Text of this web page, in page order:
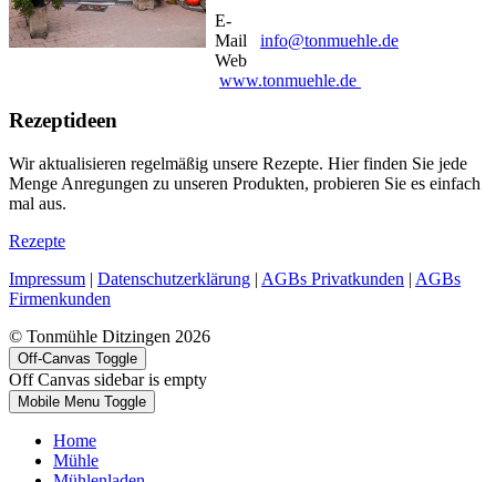
E-
Mail
info@tonmuehle.de
Web
www.tonmuehle.de
Rezeptideen
Wir aktualisieren regelmäßig unsere Rezepte. Hier finden Sie jede
Menge Anregungen zu unseren Produkten, probieren Sie es einfach
mal aus.
Rezepte
Impressum | Datenschutzerklärung | AGBs Privatkunden | AGBs
Firmenkunden
© Tonmühle Ditzingen 2026
Off-Canvas Toggle
Off Canvas sidebar is empty
Mobile Menu Toggle
Home
Mühle